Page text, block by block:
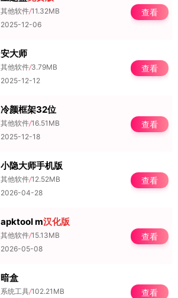
其他软件/11.32MB
2025-12-06
查看
安大师
其他软件/3.79MB
2025-12-12
查看
冷颜框架32位
其他软件/16.51MB
2025-12-18
查看
小隐大师手机版
其他软件/12.52MB
2026-04-28
查看
apktool m汉化版
其他软件/15.13MB
2026-05-08
查看
暗盒
系统工具/102.21MB
查看